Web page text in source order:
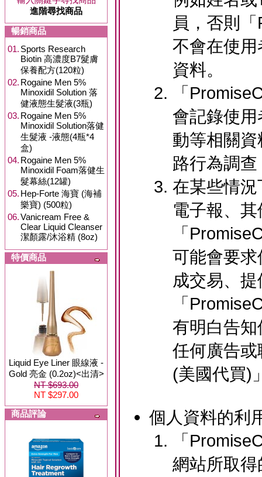
進階尋找商品
暢銷商品
01. Sports Research
Biotin 高濃度B7髮膚
保養配方(120粒)
02. Rogaine Men 5%
Minoxidil Solution 落
健液態生髮液(3瓶)
03. Rogaine Men 5%
Minoxidil Solution落健
生髮液 -液態(4瓶*4
盒)
04. Rogaine Men 5%
Minoxidil Foam落健生
髮幕絲(12罐)
05. Hep-Forte 海寶 (海補
樂寶) (500粒)
06.Vanicream Free &
Clear Liquid Cleanser
潔顏露/沐浴精 (8oz)
特價商品
Liquid Eye Liner 眼線液 -
Gold 亮金 (0.2oz)<出清>
NT $693.00
NT $297.00
商品評論
員，否則
不會在使
資料。
「
會記錄使
動等相關
路行為調
在某些情
電子報、
「
可能會要
成交易、
「
有明白告
任何廣告
(美國代買)
個人資料的利
「
網站所取